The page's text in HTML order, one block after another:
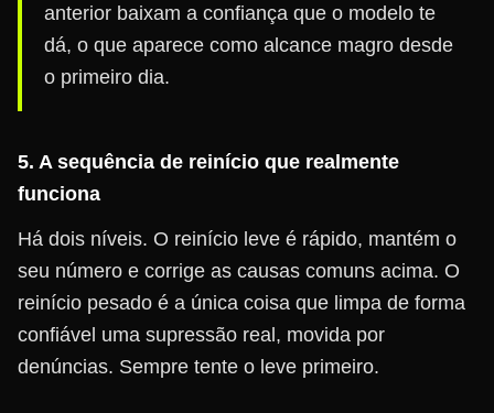
anterior baixam a confiança que o modelo te
dá, o que aparece como alcance magro desde
o primeiro dia.
5. A sequência de reinício que realmente
funciona
Há dois níveis. O reinício leve é rápido, mantém o
seu número e corrige as causas comuns acima. O
reinício pesado é a única coisa que limpa de forma
confiável uma supressão real, movida por
denúncias. Sempre tente o leve primeiro.